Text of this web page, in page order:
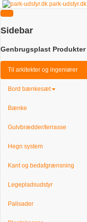
park-udstyr.dk
Sidebar
Genbrugsplast Produkter
Til arkitekter og ingeniører
Bord bænkesæt
Bænke
Gulvbrædder/terrasse
Hegn system
Kant og bedafgrænsning
Legepladsudstyr
Palisader